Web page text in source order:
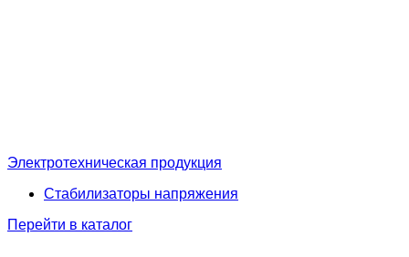
Электротехническая продукция
Стабилизаторы напряжения
Перейти в каталог